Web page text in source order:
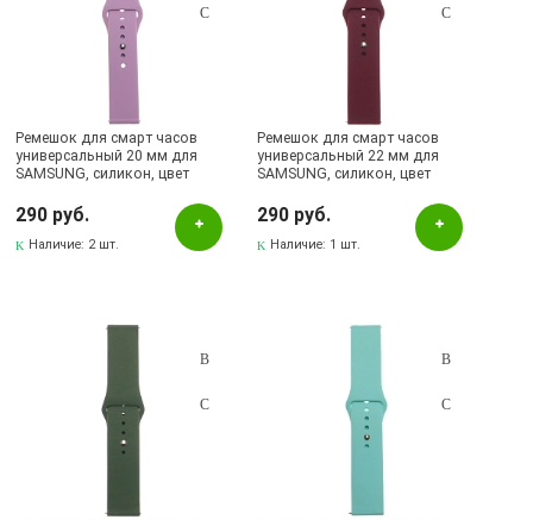
Ремешок для смарт часов
универсальный 20 мм для
SAMSUNG, силикон, цвет
290 руб.
Наличие: 2 шт.
Ремешок для смарт часов
универсальный 22 мм для
SAMSUNG, силикон, цвет
290 руб.
Наличие: 1 шт.